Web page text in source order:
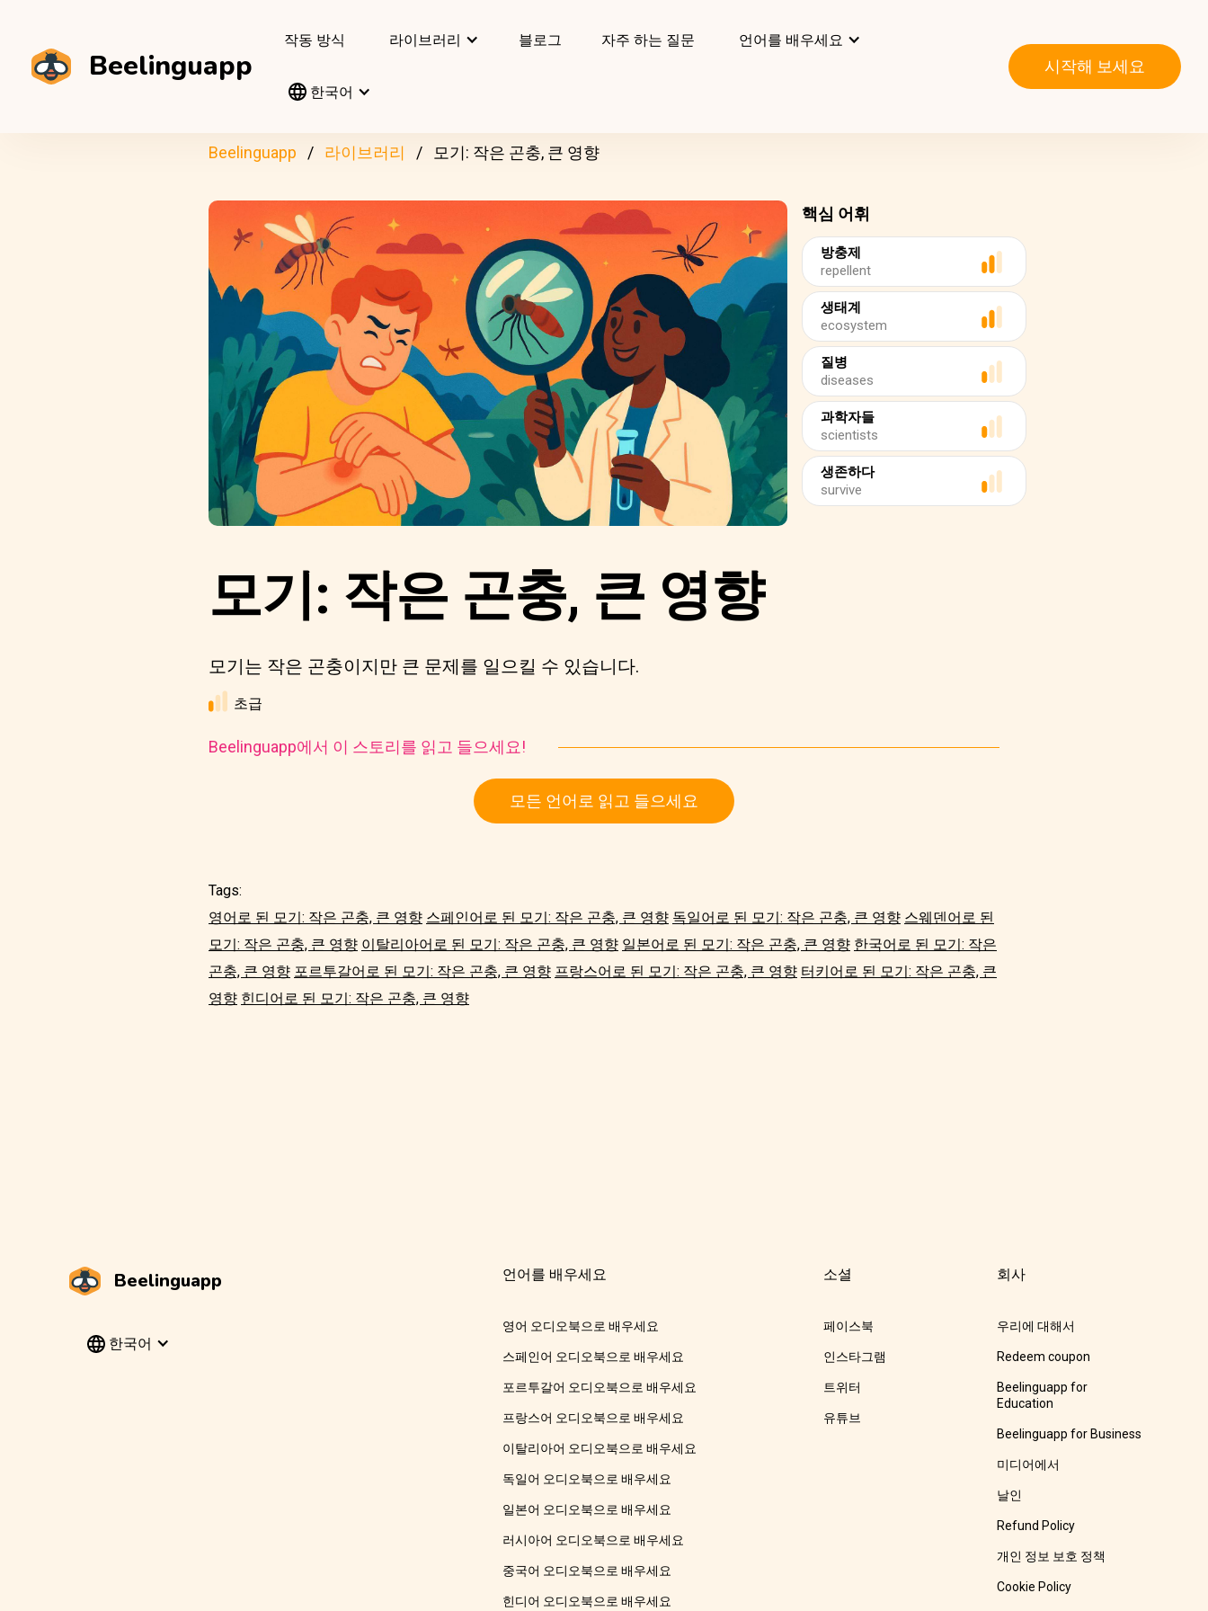
Beelinguapp
작동 방식 라이브러리 블로그 자주 하는 질문 언어를 배우세요
한국어
시작해 보세요
Beelinguapp 라이브러리 모기: 작은 곤충, 큰 영향
핵심 어휘
방충제
repellent
생태계
ecosystem
질병
diseases
과학자들
scientists
생존하다
survive
모기: 작은 곤충, 큰 영향
모기는 작은 곤충이지만 큰 문제를 일으킬 수 있습니다.
초급
Beelinguapp에서 이 스토리를 읽고 들으세요!
모든 언어로 읽고 들으세요
Tags:
영어로 된 모기: 작은 곤충, 큰 영향 스페인어로 된 모기: 작은 곤충, 큰 영향 독일어로 된 모기: 작은 곤충, 큰 영향 스웨덴어로 된
모기: 작은 곤충, 큰 영향 이탈리아어로 된 모기: 작은 곤충, 큰 영향 일본어로 된 모기: 작은 곤충, 큰 영향 한국어로 된 모기: 작은
곤충, 큰 영향 포르투갈어로 된 모기: 작은 곤충, 큰 영향 프랑스어로 된 모기: 작은 곤충, 큰 영향 터키어로 된 모기: 작은 곤충, 큰
영향 힌디어로 된 모기: 작은 곤충, 큰 영향
Beelinguapp
한국어
언어를 배우세요
영어 오디오북으로 배우세요
스페인어 오디오북으로 배우세요
포르투갈어 오디오북으로 배우세요
프랑스어 오디오북으로 배우세요
이탈리아어 오디오북으로 배우세요
독일어 오디오북으로 배우세요
일본어 오디오북으로 배우세요
러시아어 오디오북으로 배우세요
중국어 오디오북으로 배우세요
힌디어 오디오북으로 배우세요
소셜
페이스북
인스타그램
트위터
유튜브
회사
우리에 대해서
Redeem coupon
Beelinguapp for
Education
Beelinguapp for Business
미디어에서
날인
Refund Policy
개인 정보 보호 정책
Cookie Policy